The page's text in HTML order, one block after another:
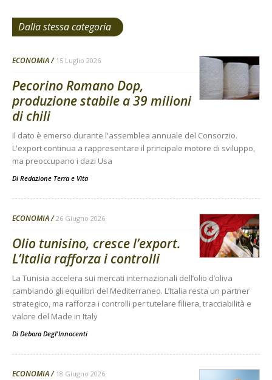
Dalla stessa categoria
ECONOMIA 15 Luglio 2026
Pecorino Romano Dop,
produzione stabile a 39 milioni
di chili
Il dato è emerso durante l'assemblea annuale del Consorzio.
L'export continua a rappresentare il principale motore di sviluppo,
ma preoccupano i dazi Usa
Di Redazione Terra e Vita
ECONOMIA 26 Giugno 2026
Olio tunisino, cresce l’export.
L’Italia rafforza i controlli
La Tunisia accelera sui mercati internazionali dell’olio d’oliva
cambiando gli equilibri del Mediterraneo. L’Italia resta un partner
strategico, ma rafforza i controlli per tutelare filiera, tracciabilità e
valore del Made in Italy
Di Debora Degl'Innocenti
ECONOMIA 18 Giugno 2026